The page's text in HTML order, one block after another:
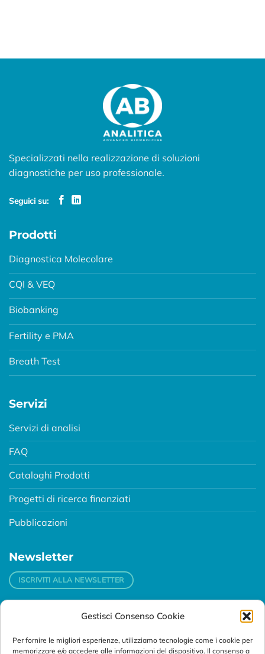
Gestisci Consenso Cookie
Per fornire le migliori esperienze, utilizziamo tecnologie come i cookie per
memorizzare e/o accedere alle informazioni del dispositivo. Il consenso a
Specializzati nella realizzazione di soluzioni
diagnostiche per uso professionale.
Seguici su:
Prodotti
Diagnostica Molecolare
CQI & VEQ
Biobanking
Fertility e PMA
Breath Test
Servizi
Servizi di analisi
FAQ
Cataloghi Prodotti
Progetti di ricerca finanziati
Pubblicazioni
Newsletter
ISCRIVITI ALLA NEWSLETTER
Padova